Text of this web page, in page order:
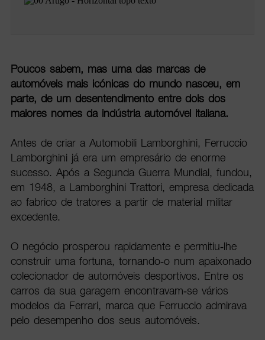
Poucos sabem, mas uma das marcas de
automóveis mais icónicas do mundo nasceu, em
parte, de um desentendimento entre dois dos
maiores nomes da indústria automóvel italiana.
Antes de criar a Automobili Lamborghini, Ferruccio
Lamborghini já era um empresário de enorme
sucesso. Após a Segunda Guerra Mundial, fundou,
em 1948, a Lamborghini Trattori, empresa dedicada
ao fabrico de tratores a partir de material militar
excedente.
O negócio prosperou rapidamente e permitiu-lhe
construir uma fortuna, tornando-o num apaixonado
colecionador de automóveis desportivos. Entre os
carros da sua garagem encontravam-se vários
modelos da Ferrari, marca que Ferruccio admirava
pelo desempenho dos seus automóveis.